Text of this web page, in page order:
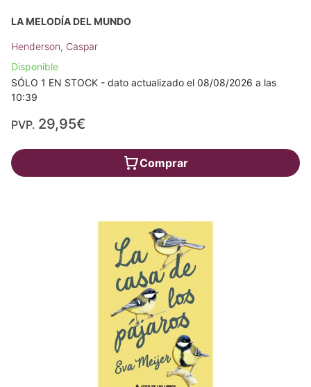
LA MELODÍA DEL MUNDO
Henderson, Caspar
Disponible
SÓLO 1 EN STOCK - dato actualizado el 08/08/2026 a las
10:39
PVP. 29,95€
Comprar